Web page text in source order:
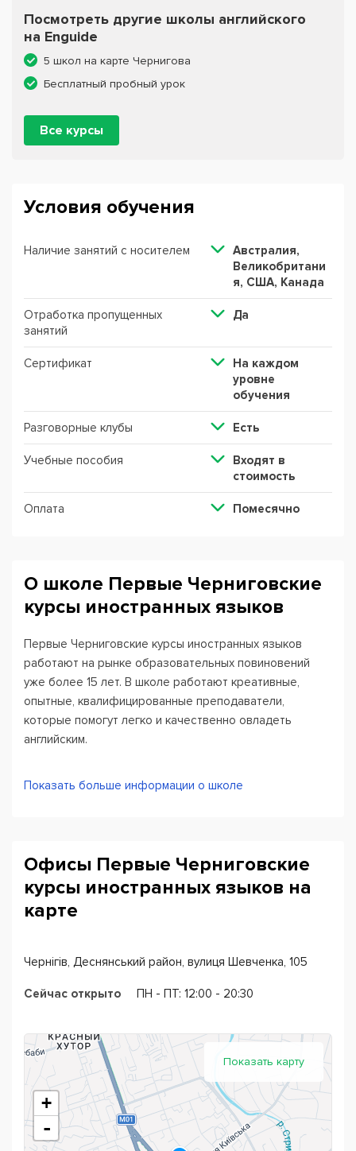
Посмотреть другие школы английского
на Enguide
5 школ на карте Чернигова
Бесплатный пробный урок
Все курсы
Условия обучения
Наличие занятий с носителем
Австралия,
Великобритани
я, США, Канада
Отработка пропущенных
занятий
Да
Сертификат
На каждом
уровне
обучения
Разговорные клубы Есть
Учебные пособия
Входят в
стоимость
Оплата Помесячно
О школе Первые Черниговские
курсы иностранных языков
Первые Черниговские курсы иностранных языков
работают на рынке образовательных повиновений
уже более 15 лет. В школе работают креативные,
опытные, квалифицированные преподаватели,
которые помогут легко и качественно овладеть
английским.
возрастом студента, подберем для вас удобный
носителем языка.
В конце каждого семестра слушатели обязательно
сдают экзамен за пройденный уровень и могут
полного курса – Upper-intermediate – сдается экзамен
– Independent User.
Показать больше информации о школе
Офисы Первые Черниговские
курсы иностранных языков на
карте
Чернігів, Деснянський район, вулиця Шевченка, 105
Сейчас открыто ПН - ПТ: 12:00 - 20:30
Показать карту
+
-